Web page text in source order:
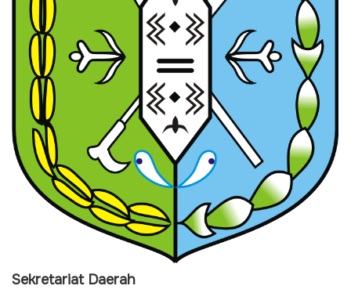
Sekretariat Daerah